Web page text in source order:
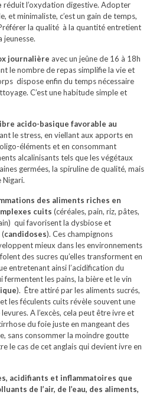
réduit l’oxydation digestive. Adopter
et minimaliste, c’est un gain de temps,
la qualité à la quantité entretient
jeunesse.
journalière avec un jeûne de 16 à 18h
le nombre de repas simplifie la vie et
dispose enfin du temps nécessaire
C’est une habitude simple et
acido-basique favorable au
le stress, en viellant aux apports en
éléments et en consommant
alcalinisants tels que les végétaux
germées, la spiruline de qualité, mais
Nigari.
des aliments riches en
cuits (céréales, pain, riz, pâtes,
qui favorisent la dysbiose et
(candidoses). Ces champignons
mieux dans les environnements
des sucres qu’elles transforment en
entretenant ainsi l’acidification du
fermentent les pains, la bière et le vin
). Être attiré par les aliments sucrés,
les féculents cuits révèle souvent une
A l’excès, cela peut être ivre et
du foie juste en mangeant des
sans consommer la moindre goutte
le cas de cet anglais qui devientivre en
acidifiants et inflammatoires que
de l’air, de l’eau, des aliments,